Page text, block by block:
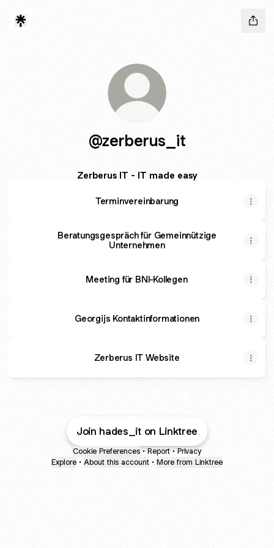
@zerberus_it
Zerberus IT - IT made easy
Terminvereinbarung
Beratungsgespräch für Gemeinnützige
Unternehmen
Meeting für BNI-Kollegen
Georgijs Kontaktinformationen
Zerberus IT Website
Join hades_it on Linktree
Cookie Preferences • Report • Privacy
Explore • About this account • More from Linktree